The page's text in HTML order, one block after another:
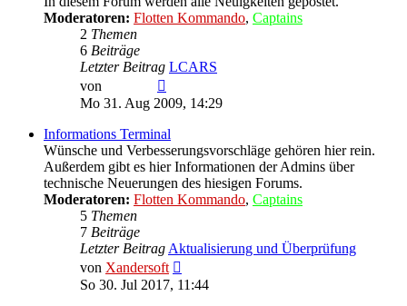
Moderatoren: Flotten Kommando, Captains
2 Themen
6 Beiträge
Letzter Beitrag LCARS
von
Beitrag
Mo 31. Aug 2009, 14:29
Informations Terminal
Wünsche und Verbesserungsvorschläge gehören hier rein.
Außerdem gibt es hier Informationen der Admins über
technische Neuerungen des hiesigen Forums.
Moderatoren: Flotten Kommando, Captains
5 Themen
7 Beiträge
Letzter Beitrag Aktualisierung und Überprüfung
von Xandersoft
Beitrag
So 30. Jul 2017, 11:44